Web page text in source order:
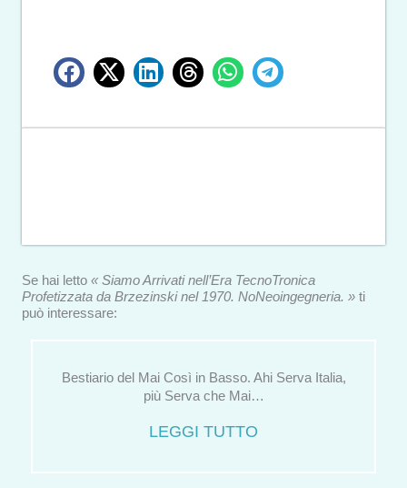
Se hai letto « Siamo Arrivati nell’Era TecnoTronica
Profetizzata da Brzezinski nel 1970. NoNeoingegneria. » ti
può interessare:
Bestiario del Mai Così in Basso. Ahi Serva Italia,
più Serva che Mai…
LEGGI TUTTO